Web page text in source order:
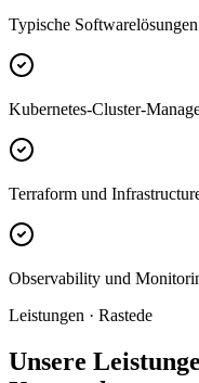
Typische
Kubernetes-Cluster-
Terraform und
Observability und
Leistungen · Rastede
Unsere